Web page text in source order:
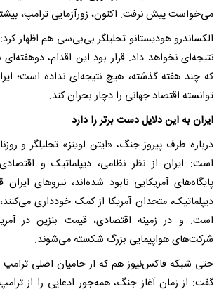
می‌خواست پیش نرفت. اکنون، زورآزمایی ترامپ،
الکساندرو هودیستانو تحلیلگر بی‌بی‌سی هم اظهار
نتیجه‌ای نخواهد داد. قرار بود این اقدام،
که چند هفته گذشته، هیچ نتیجه‌ای نداده است؛
توانسته اقتصاد جهانی را دچار بحران کند.
ایران به این دلایل دست برتر را دارد
درباره طرف پیروز جنگ، «ایتن لوینز» تحلیلگر و
است: ایران از نظر نظامی، دیپلماتیک و
پایگاه‌های آمریکایی نابود شده‌اند، نیروهای
دیپلماتیک، متحدان آمریکا از کمک خودداری
است. و در زمینه اقتصادی، قیمت بنزین در
شرکت‌های هواپیمایی بزرگ شکسته می‌شوند.
حتی شبکه فاکس‌نیوز هم که از حامیان اصلی
گفت: از زمان آغاز جنگ، همه‌جور ادعایی را از